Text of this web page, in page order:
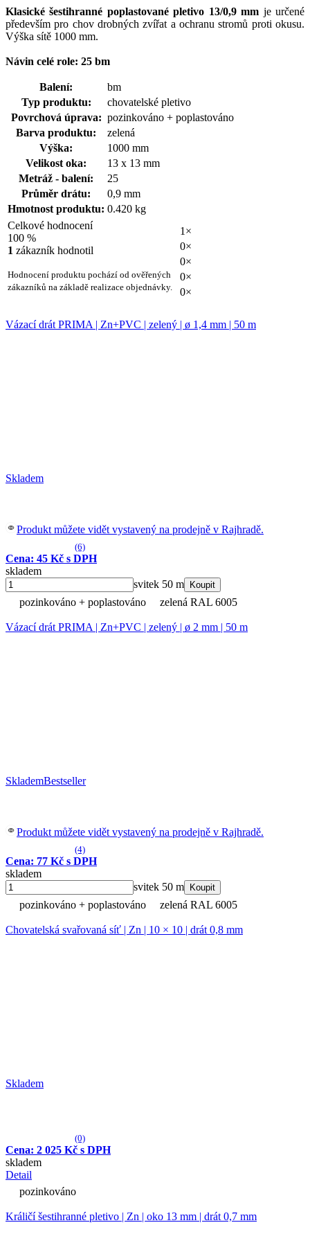
Klasické šestihranné poplastované pletivo 13/0,9 mm je určené
především pro chov drobných zvířat a ochranu stromů proti okusu.
Výška sítě 1000 mm.
Návin celé role: 25 bm
Balení:
bm
Typ produktu:
chovatelské pletivo
Povrchová úprava: pozinkováno + poplastováno
Barva produktu:
zelená
Výška:
1000 mm
Velikost oka:
13 x 13 mm
Metráž - balení:
25
Průměr drátu:
0,9 mm
Hmotnost produktu: 0.420 kg
Celkové hodnocení
100 %
1 zákazník hodnotil
Hodnocení produktu pochází od ověřených
zákazníků na základě realizace objednávky.
1×
0×
0×
0×
0×
Vázací drát PRIMA | Zn+PVC | zelený | ø 1,4 mm | 50 m
Skladem
Produkt můžete vidět vystavený na prodejně v Rajhradě.
(6)
Cena: 45 Kč s DPH
skladem
svitek 50 m
Koupit
pozinkováno + poplastováno zelená RAL 6005
Vázací drát PRIMA | Zn+PVC | zelený | ø 2 mm | 50 m
SklademBestseller
Produkt můžete vidět vystavený na prodejně v Rajhradě.
(4)
Cena: 77 Kč s DPH
skladem
svitek 50 m
Koupit
pozinkováno + poplastováno zelená RAL 6005
Chovatelská svařovaná síť | Zn | 10 × 10 | drát 0,8 mm
Skladem
(0)
Cena: 2 025 Kč s DPH
skladem
Detail
pozinkováno
Králičí šestihranné pletivo | Zn | oko 13 mm | drát 0,7 mm